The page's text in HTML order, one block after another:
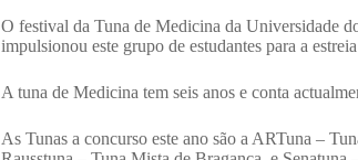
O festival da Tuna de Medicina da Universidade
impulsionou este grupo de estudantes para a
A tuna de Medicina tem seis anos e conta
As Tunas a concurso este ano são a ARTuna –